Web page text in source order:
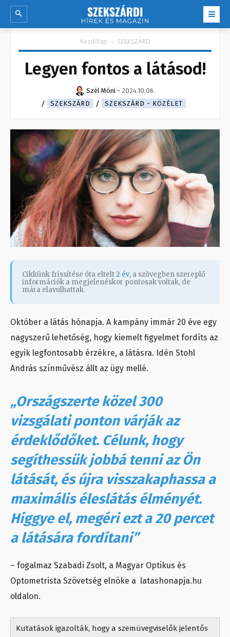
Kezdőlap SZEKSZÁRD
Legyen fontos a látásod!
Szél Móni - 2024.10.06.
SZEKSZÁRD
SZEKSZÁRD - KÖZÉLET
Cikkünk frissítése óta eltelt2 év, a szövegben szereplő
információk a megjelenéskor pontosak voltak, de
mára elavulhattak.
Október a látás hónapja. A kampány immár 20 éve egy
nagyszerű lehetőség, hogy kiemelt figyelmet fordíts az
egyik legfontosabb érzékre, a látásra. Idén Stohl
András színművész állt az ügy mellé.
„Országszerte közel 300
vizsgálati ponton várják az
érdeklődőket. Célunk, hogy
segíthessük jobbá tenni az Ön
látását, és újra visszakaphassa a
maximális éleslátás élményét.
Higgye el, megéri ezt a 20 percet
a látására fordítani”
– fogalmaz Szabadi Zsolt, a Magyar Optikus és
Optometrista Szövetség elnöke a latashonapja.hu
oldalon.
Kutatások igazolták, hogy a szemüvegviselők jelentős